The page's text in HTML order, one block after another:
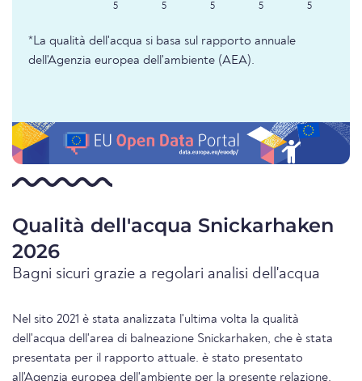
5 5 5 5 5
*La qualità dell'acqua si basa sul rapporto annuale
dell'Agenzia europea dell'ambiente (AEA).
Qualità dell'acqua Snickarhaken
2026
Bagni sicuri grazie a regolari analisi dell'acqua
Nel sito 2021 è stata analizzata l'ultima volta la qualità
dell'acqua dell'area di balneazione Snickarhaken, che è stata
presentata per il rapporto attuale. è stato presentato
all'Agenzia europea dell'ambiente per la presente relazione.